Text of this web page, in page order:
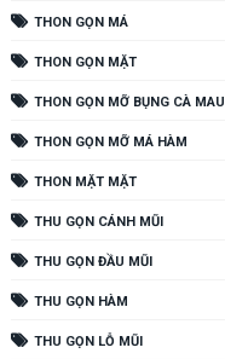
THON GỌN MÁ
THON GỌN MẶT
THON GỌN MỠ BỤNG CÀ MAU
THON GỌN MỠ MÁ HÀM
THON MẶT MẶT
THU GỌN CÁNH MŨI
THU GỌN ĐẦU MŨI
THU GỌN HÀM
THU GỌN LỖ MŨI